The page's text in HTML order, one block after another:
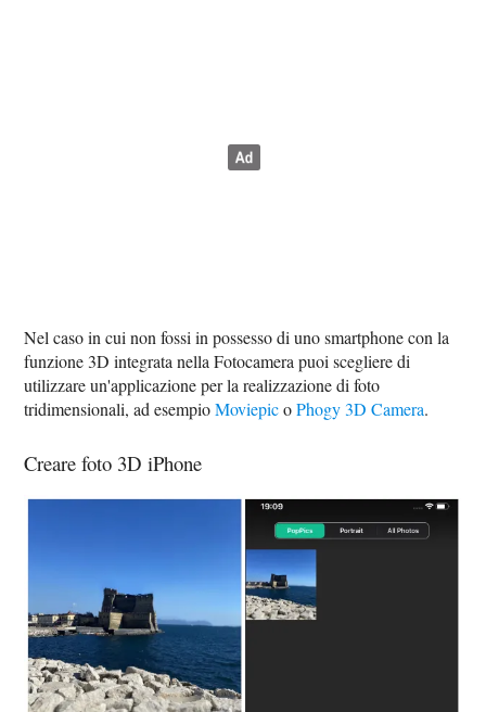
Nel caso in cui non fossi in possesso di uno smartphone con la
funzione 3D integrata nella Fotocamera puoi scegliere di
utilizzare un'applicazione per la realizzazione di foto
tridimensionali, ad esempioMoviepicoPhogy 3D Camera.
Creare foto 3D iPhone